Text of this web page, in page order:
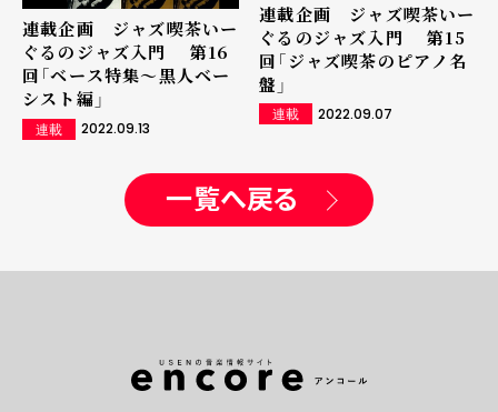
連載企画 ジャズ喫茶いー
ぐるのジャズ入門 第16
回「ベース特集～黒人ベー
シスト編」
連載 2022.09.13
連載企画 ジャズ喫茶いー
ぐるのジャズ入門 第15
回「ジャズ喫茶のピアノ名
盤」
連載 2022.09.07
一覧へ戻る